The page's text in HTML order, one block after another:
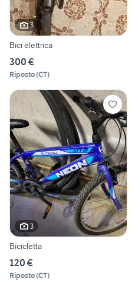
3
Bici elettrica
300 €
Riposto(CT)
3
Bicicletta
120 €
Riposto(CT)